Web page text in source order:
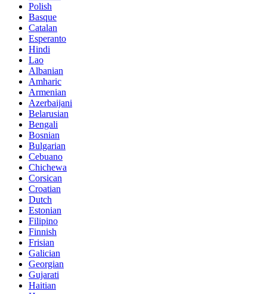
Polish
Basque
Catalan
Esperanto
Hindi
Lao
Albanian
Amharic
Armenian
Azerbaijani
Belarusian
Bengali
Bosnian
Bulgarian
Cebuano
Chichewa
Corsican
Croatian
Dutch
Estonian
Filipino
Finnish
Frisian
Galician
Georgian
Gujarati
Haitian